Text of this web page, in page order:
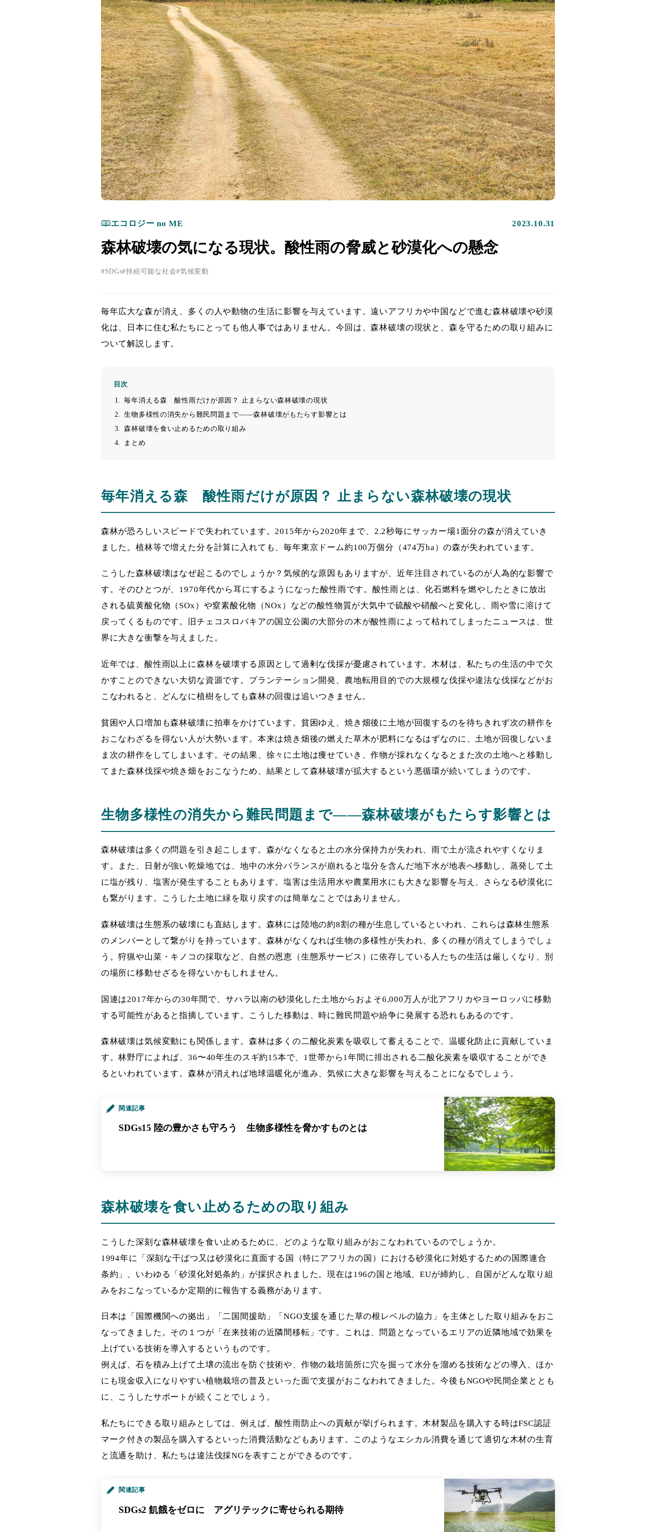
エコロジー no ME 2023.10.31
森林破壊の気になる現状。酸性雨の脅威と砂漠化への懸念
SDGs 持続可能な社会 気候変動
毎年広大な森が消え、多くの人や動物の生活に影響を与えています。遠いアフリカや中国などで進む森林破壊や砂漠
化は、日本に住む私たちにとっても他人事ではありません。今回は、森林破壊の現状と、森を守るための取り組みに
ついて解説します。
目次
毎年消える森 酸性雨だけが原因？ 止まらない森林破壊の現状
生物多様性の消失から難民問題まで――森林破壊がもたらす影響とは
森林破壊を食い止めるための取り組み
まとめ
毎年消える森 酸性雨だけが原因？ 止まらない森林破壊の現状
森林が恐ろしいスピードで失われています。2015年から2020年まで、2.2秒毎にサッカー場1面分の森が消えていき
ました。植林等で増えた分を計算に入れても、毎年東京ドーム約100万個分（474万ha）の森が失われています。
こうした森林破壊はなぜ起こるのでしょうか？気候的な原因もありますが、近年注目されているのが人為的な影響で
す。そのひとつが、1970年代から耳にするようになった酸性雨です。酸性雨とは、化石燃料を燃やしたときに放出
される硫黄酸化物（SOx）や窒素酸化物（NOx）などの酸性物質が大気中で硫酸や硝酸へと変化し、雨や雪に溶けて
戻ってくるものです。旧チェコスロバキアの国立公園の大部分の木が酸性雨によって枯れてしまったニュースは、世
界に大きな衝撃を与えました。
近年では、酸性雨以上に森林を破壊する原因として過剰な伐採が憂慮されています。木材は、私たちの生活の中で欠
かすことのできない大切な資源です。プランテーション開発、農地転用目的での大規模な伐採や違法な伐採などがお
こなわれると、どんなに植樹をしても森林の回復は追いつきません。
貧困や人口増加も森林破壊に拍車をかけています。貧困ゆえ、焼き畑後に土地が回復するのを待ちきれず次の耕作を
おこなわざるを得ない人が大勢います。本来は焼き畑後の燃えた草木が肥料になるはずなのに、土地が回復しないま
ま次の耕作をしてしまいます。その結果、徐々に土地は痩せていき、作物が採れなくなるとまた次の土地へと移動し
てまた森林伐採や焼き畑をおこなうため、結果として森林破壊が拡大するという悪循環が続いてしまうのです。
生物多様性の消失から難民問題まで――森林破壊がもたらす影響とは
森林破壊は多くの問題を引き起こします。森がなくなると土の水分保持力が失われ、雨で土が流されやすくなりま
す。また、日射が強い乾燥地では、地中の水分バランスが崩れると塩分を含んだ地下水が地表へ移動し、蒸発して土
に塩が残り、塩害が発生することもあります。塩害は生活用水や農業用水にも大きな影響を与え、さらなる砂漠化に
も繋がります。こうした土地に緑を取り戻すのは簡単なことではありません。
森林破壊は生態系の破壊にも直結します。森林には陸地の約8割の種が生息しているといわれ、これらは森林生態系
のメンバーとして繋がりを持っています。森林がなくなれば生物の多様性が失われ、多くの種が消えてしまうでしょ
う。狩猟や山菜・キノコの採取など、自然の恩恵（生態系サービス）に依存している人たちの生活は厳しくなり、別
の場所に移動せざるを得ないかもしれません。
国連は2017年からの30年間で、サハラ以南の砂漠化した土地からおよそ6,000万人が北アフリカやヨーロッパに移動
する可能性があると指摘しています。こうした移動は、時に難民問題や紛争に発展する恐れもあるのです。
森林破壊は気候変動にも関係します。森林は多くの二酸化炭素を吸収して蓄えることで、温暖化防止に貢献していま
す。林野庁によれば、36〜40年生のスギ約15本で、1世帯から1年間に排出される二酸化炭素を吸収することができ
るといわれています。森林が消えれば地球温暖化が進み、気候に大きな影響を与えることになるでしょう。
関連記事
SDGs15 陸の豊かさも守ろう 生物多様性を脅かすものとは
森林破壊を食い止めるための取り組み
こうした深刻な森林破壊を食い止めるために、どのような取り組みがおこなわれているのでしょうか。
1994年に「深刻な干ばつ又は砂漠化に直面する国（特にアフリカの国）における砂漠化に対処するための国際連合
条約」、いわゆる「砂漠化対処条約」が採択されました。現在は196の国と地域、EUが締約し、自国がどんな取り組
みをおこなっているか定期的に報告する義務があります。
日本は「国際機関への拠出」「二国間援助」「NGO支援を通じた草の根レベルの協力」を主体とした取り組みをおこ
なってきました。その１つが「在来技術の近隣間移転」です。これは、問題となっているエリアの近隣地域で効果を
上げている技術を導入するというものです。
例えば、石を積み上げて土壌の流出を防ぐ技術や、作物の栽培箇所に穴を掘って水分を溜める技術などの導入、ほか
にも現金収入になりやすい植物栽培の普及といった面で支援がおこなわれてきました。今後もNGOや民間企業ととも
に、こうしたサポートが続くことでしょう。
私たちにできる取り組みとしては、例えば、酸性雨防止への貢献が挙げられます。木材製品を購入する時はFSC認証
マーク付きの製品を購入するといった消費活動などもあります。このようなエシカル消費を通じて適切な木材の生育
と流通を助け、私たちは違法伐採NGを表すことができるのです。
関連記事
SDGs2 飢餓をゼロに アグリテックに寄せられる期待